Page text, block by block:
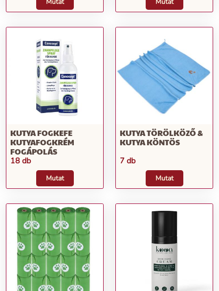
KUTYA FOGKEFE
KUTYAFOGKRÉM
FOGÁPOLÁS
18 db
Mutat
KUTYA TÖRÖLKÖZŐ &
KUTYA KÖNTÖS
7 db
Mutat